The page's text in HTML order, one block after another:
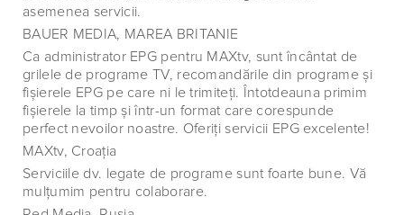
asemenea servicii.
BAUER MEDIA, MAREA BRITANIE
Ca administrator EPG pentru MAXtv, sunt încântat de
grilele de programe TV, recomandările din programe şi
fişierele EPG pe care ni le trimiteţi. Întotdeauna primim
fişierele la timp şi într-un format care corespunde
perfect nevoilor noastre. Oferiţi servicii EPG excelente!
MAXtv, Croaţia
Serviciile dv. legate de programe sunt foarte bune. Vă
mulţumim pentru colaborare.